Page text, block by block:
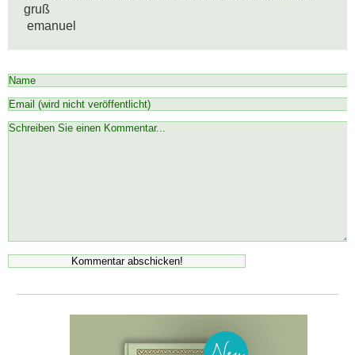
gruß
emanuel